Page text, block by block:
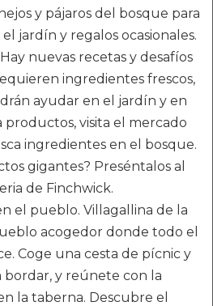
y pájaros del bosque para
jardín y regalos ocasionales.
nuevas recetas y desafíos
ingredientes frescos,
ayudar en el jardín y en
productos, visita el mercado
ingredientes en el bosque.
gigantes? Preséntalos al
de Finchwick.
el pueblo. Villagallina de la
acogedor donde todo el
Coge una cesta de pícnic y
bordar, y reúnete con la
la taberna. Descubre el